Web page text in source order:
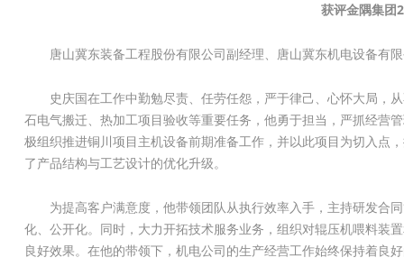
获评金隅集团
唐山冀东装备工程股份有限公司副经理、唐山冀东机电设备有
史庆国在工作中勤勉尽责、任劳任怨，严于律己、心怀大局，
石电气搬迁、热加工项目验收等重要任务，他勇于担当，严抓经营
极组织推进铜川项目主机设备前期准备工作，并以此项目为切入点
了产品结构与工艺设计的优化升级。
为提高客户满意度，他带领团队从执行效率入手，主持研发合
化、公开化。同时，大力开拓技术服务业务，组织对辊压机喂料装
良好效果。在他的带领下，机电公司的生产经营工作始终保持着良